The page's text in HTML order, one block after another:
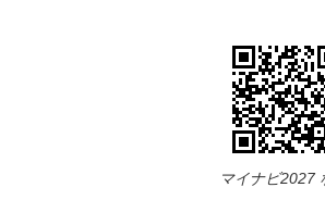
マイナビ2027